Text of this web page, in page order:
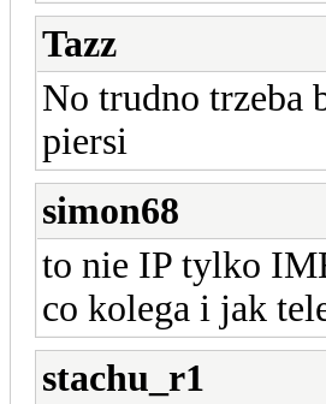
Tazz
No trudno trzeba
piersi
simon68
to nie IP tylko
co kolega i jak
stachu_r1